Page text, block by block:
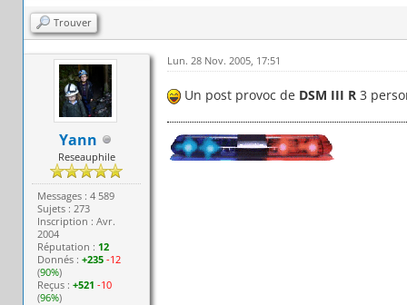
Trouver
Yann
Reseauphile
Messages : 4 589
Sujets : 273
Inscription : Avr.
2004
Réputation : 12
Donnés :+235 -12
(90%)
Reçus :+521 -10
(96%)
Lun. 28 Nov. 2005, 17:51
Un post provoc de DSM III R3